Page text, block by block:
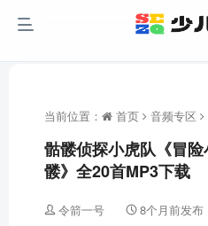
当前位置： 首页 音频专区
骷髅侦探小虎队《冒
髅》全20首MP3下载
令箭一号 8个月前发布